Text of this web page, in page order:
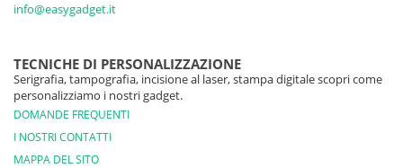
info@easygadget.it
TECNICHE DI PERSONALIZZAZIONE
Serigrafia, tampografia, incisione al laser, stampa digitale scopri come
personalizziamo i nostri gadget.
DOMANDE FREQUENTI
I NOSTRI CONTATTI
MAPPA DEL SITO